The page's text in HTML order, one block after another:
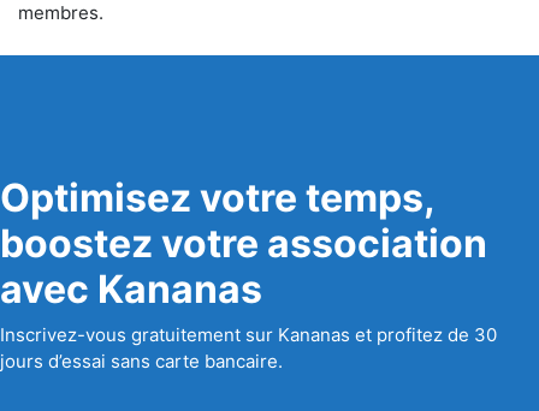
membres.
Optimisez votre temps,
boostez votre association
avec Kananas
Inscrivez-vous gratuitement sur Kananas et profitez de 30
jours d’essai sans carte bancaire.